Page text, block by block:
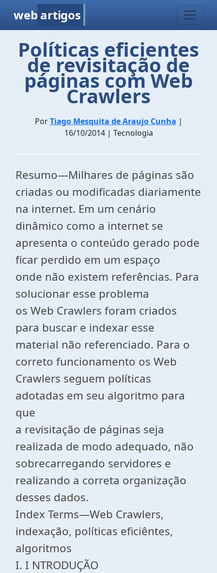
web artigos
Políticas eficientes
de revisitação de
páginas com Web
Crawlers
PorTiago Mesquita de Araujo Cunha |
16/10/2014 | Tecnologia
Resumo—Milhares de páginas são
criadas ou modificadas diariamente
na internet. Em um cenário
dinâmico como a internet se
apresenta o conteúdo gerado pode
ficar perdido em um espaço
onde não existem referências. Para
solucionar esse problema
os Web Crawlers foram criados
para buscar e indexar esse
material não referenciado. Para o
correto funcionamento os Web
Crawlers seguem políticas
adotadas em seu algoritmo para
que
a revisitação de páginas seja
realizada de modo adequado, não
sobrecarregando servidores e
realizando a correta organização
desses dados.
Index Terms—Web Crawlers,
indexação, políticas eficiêntes,
algoritmos
I. I NTRODUÇÃO